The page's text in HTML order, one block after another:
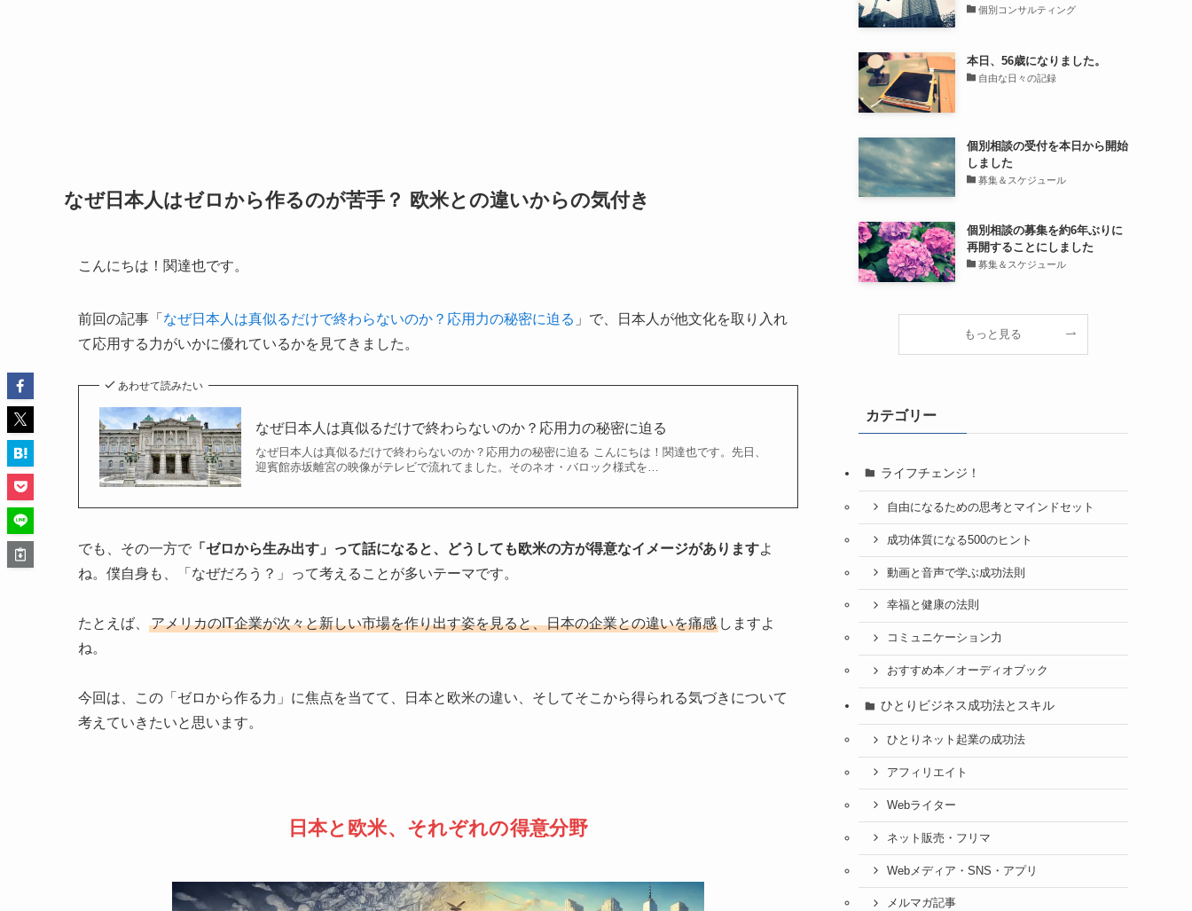
なぜ日本人はゼロから作るのが苦手？ 欧米との違いからの気付き
こんにちは！関達也です。
前回の記事「 なぜ日本人は真似るだけで終わらないのか？応用力の秘密に迫る 」で、日本人が他文化を取り入れ
て応用する力がいかに優れているかを見てきました。
あわせて読みたい
なぜ日本人は真似るだけで終わらないのか？応用力の秘密に迫る
なぜ日本人は真似るだけで終わらないのか？応用力の秘密に迫る こんにちは！関達也です。先日、
迎賓館赤坂離宮の映像がテレビで流れてました。そのネオ・バロック様式を…
でも、その一方で 「ゼロから生み出す」って話になると、どうしても欧米の方が得意なイメージがありますよ
ね。僕自身も、「なぜだろう？」って考えることが多いテーマです。
たとえば、 アメリカのIT企業が次々と新しい市場を作り出す姿を見ると、日本の企業との違いを痛感 しますよ
ね。
今回は、この「ゼロから作る力」に焦点を当てて、日本と欧米の違い、そしてそこから得られる気づきについて
考えていきたいと思います。
日本と欧米、それぞれの得意分野
個別コンサルティング
本日、56歳になりました。
自由な日々の記録
個別相談の受付を本日から開始
しました
募集＆スケジュール
個別相談の募集を約6年ぶりに
再開することにしました
募集＆スケジュール
もっと見る
カテゴリー
ライフチェンジ！
自由になるための思考とマインドセット
成功体質になる500のヒント
動画と音声で学ぶ成功法則
幸福と健康の法則
コミュニケーション力
おすすめ本／オーディオブック
ひとりビジネス成功法とスキル
ひとりネット起業の成功法
アフィリエイト
Webライター
ネット販売・フリマ
Webメディア・SNS・アプリ
メルマガ記事